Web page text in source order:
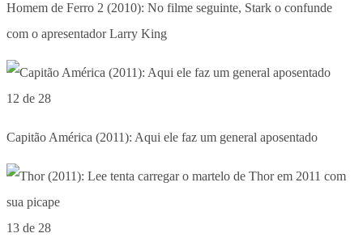
Homem de Ferro 2 (2010): No filme seguinte, Stark o confunde
com o apresentador Larry King
12 de 28
Capitão América (2011): Aqui ele faz um general aposentado
13 de 28